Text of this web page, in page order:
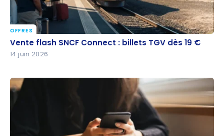
Vente flash SNCF Connect : billets TGV dès 19 €
OFFRES
Vente flash SNCF Connect : billets TGV dès 19 €
14 juin 2026